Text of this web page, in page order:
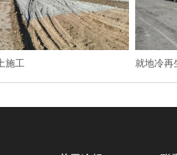
施工 就地冷再